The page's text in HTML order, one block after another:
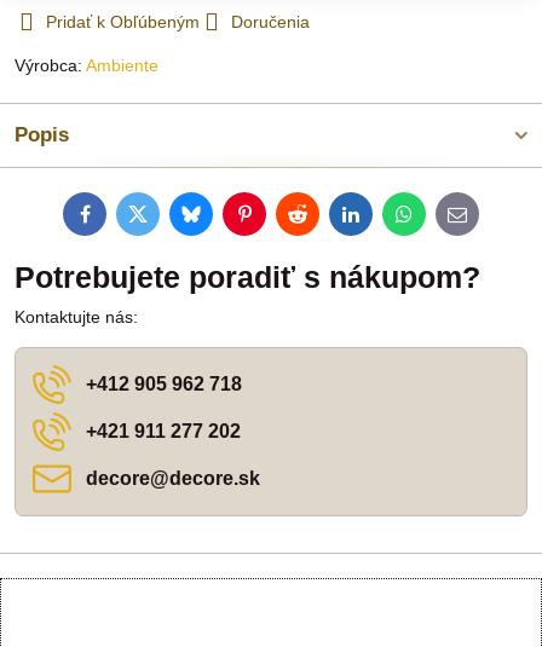
Pridať k Obľúbeným Doručenia
Výrobca: Ambiente
Popis
FacebookTwitterBlueskyPinterestRedditLinkedInWhatsApp
E-
mail
Potrebujete poradiť s nákupom?
Kontaktujte nás:
+412 905 962 718
+421 911 277 202
decore​@decore​.sk